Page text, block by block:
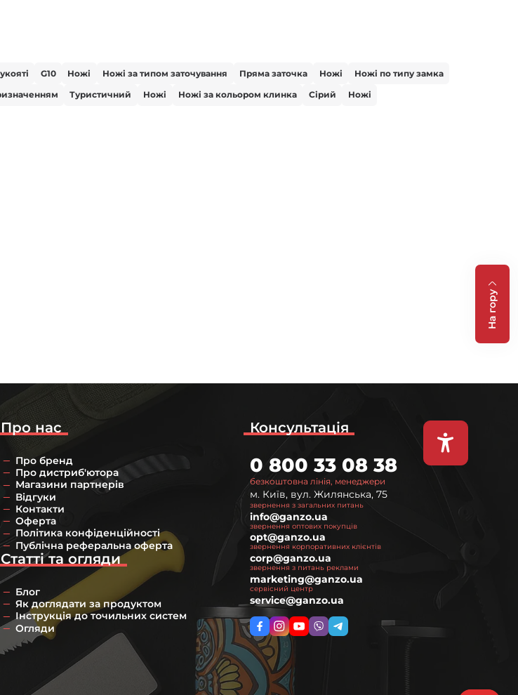
G10 Ножі Ножі за типом заточування Пряма заточка Ножі Ножі по типу замка
Туристичний Ножі Ножі за кольором клинка Сірий Ножі
На гору
Про нас
Про бренд
Про дистриб'ютора
Магазини партнерів
Відгуки
Контакти
Оферта
Політика конфіденційності
Публічна реферальна оферта
Статті та огляди
Блог
Як доглядати за продуктом
Інструкція до точильних систем
Огляди
Консультація
безкоштовна лінія, менеджери
0 800 33 08 38
м. Київ, вул. Жилянська, 75
звернення з загальних питань
info@ganzo.ua
звернення оптових покупців
opt@ganzo.ua
звернення корпоративних клієнтів
corp@ganzo.ua
звернення з питань реклами
marketing@ganzo.ua
сервісний центр
service@ganzo.ua